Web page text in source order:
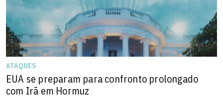
ATAQUES
EUA se preparam para confronto prolongado
com Irã em Hormuz